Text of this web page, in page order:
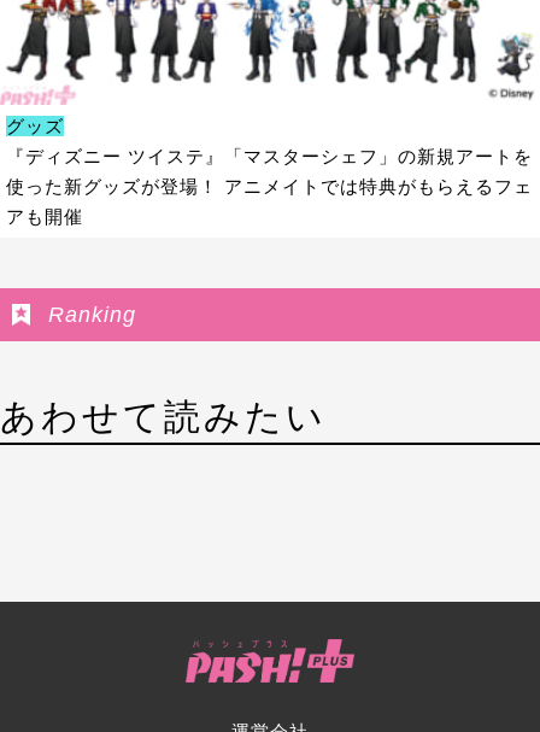
グッズ
『ディズニー ツイステ』「マスターシェフ」の新規アートを
使った新グッズが登場！ アニメイトでは特典がもらえるフェ
アも開催
Ranking
あわせて読みたい